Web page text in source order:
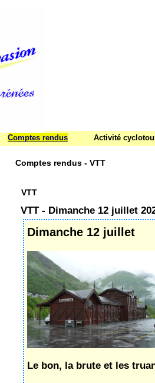
Comptes rendus
Activité
Comptes rendus - VTT
VTT
VTT - Dimanche 12 juillet
Dimanche 12 juillet
Le bon, la brute et les